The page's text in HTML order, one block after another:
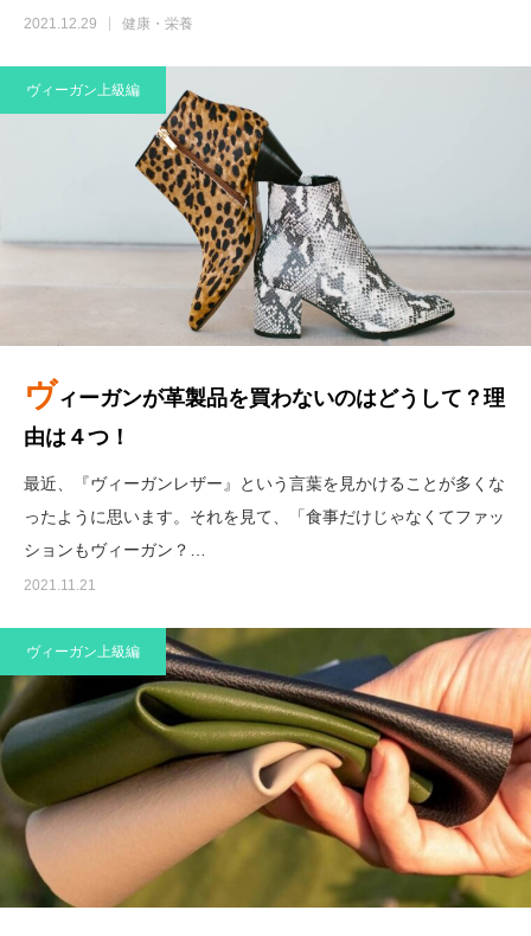
2021.12.29 健康・栄養
ヴィーガン上級編
ヴィーガンが革製品を買わないのはどうして？理
由は４つ！
最近、『ヴィーガンレザー』という言葉を見かけることが多くな
ったように思います。それを見て、「食事だけじゃなくてファッ
ションもヴィーガン？…
2021.11.21
ヴィーガン上級編